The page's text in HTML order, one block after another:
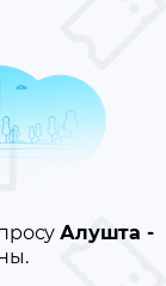
Алушта -